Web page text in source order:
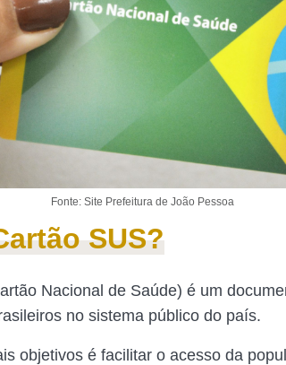
Fonte: Site Prefeitura de João Pessoa
SUS?
Nacional de Saúde) é um
no sistema público do país.
objetivos é facilitar o acesso da